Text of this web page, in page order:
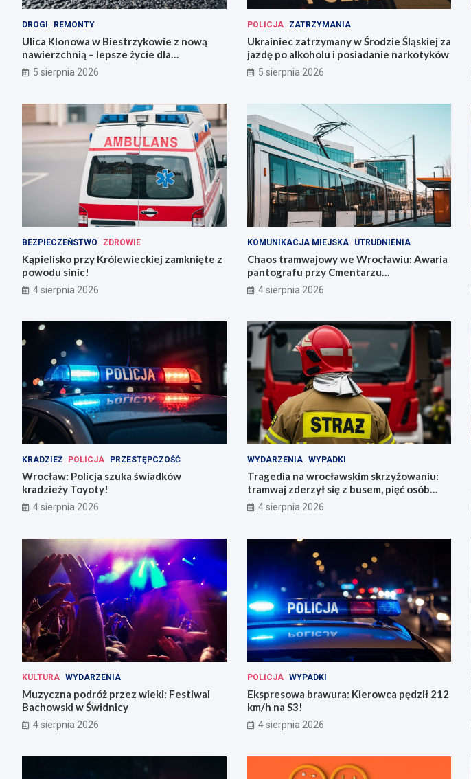
DROGI REMONTY
Ulica Klonowa w Biestrzykowie z nową
nawierzchnią – lepsze życie dla
mieszkańców!
5 sierpnia 2026
POLICJA ZATRZYMANIA
Ukrainiec zatrzymany w Środzie Śląskiej za
jazdę po alkoholu i posiadanie narkotyków
5 sierpnia 2026
BEZPIECZEŃSTWO ZDROWIE
Kąpielisko przy Królewieckiej zamknięte z
powodu sinic!
4 sierpnia 2026
KOMUNIKACJA MIEJSKA UTRUDNIENIA
Chaos tramwajowy we Wrocławiu: Awaria
pantografu przy Cmentarzu
Grabiszyńskim
4 sierpnia 2026
KRADZIEŻ POLICJA PRZESTĘPCZOŚĆ
Wrocław: Policja szuka świadków
kradzieży Toyoty!
4 sierpnia 2026
WYDARZENIA WYPADKI
Tragedia na wrocławskim skrzyżowaniu:
tramwaj zderzył się z busem, pięć osób
rannych
4 sierpnia 2026
KULTURA WYDARZENIA
Muzyczna podróż przez wieki: Festiwal
Bachowski w Świdnicy
4 sierpnia 2026
POLICJA WYPADKI
Ekspresowa brawura: Kierowca pędził 212
km/h na S3!
4 sierpnia 2026